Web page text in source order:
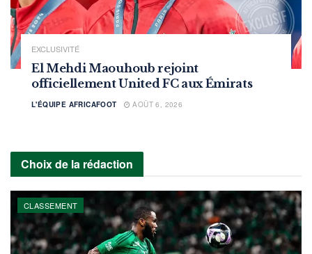
EXCLUSIVITÉ
El Mehdi Maouhoub rejoint
officiellement United FC aux Émirats
L'ÉQUIPE AFRICAFOOT AOÛT 6, 2026
Choix de la rédaction
CLASSEMENT